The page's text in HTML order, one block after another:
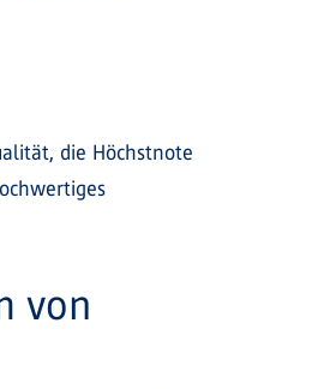
die Höchstnote
von